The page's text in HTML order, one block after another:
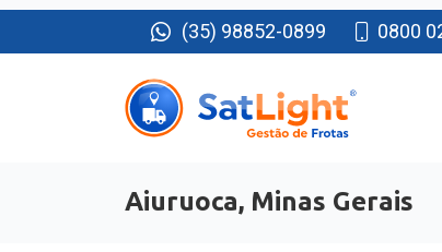
(35) 98852-0899 0800
Aiuruoca, Minas Gerais